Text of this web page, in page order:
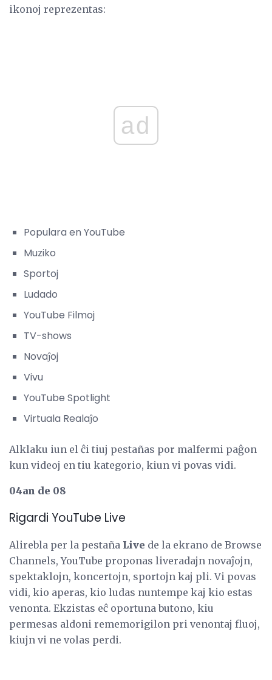
ikonoj reprezentas:
ad
Populara en YouTube
Muziko
Sportoj
Ludado
YouTube Filmoj
TV-shows
Novaĵoj
Vivu
YouTube Spotlight
Virtuala Realaĵo
Alklaku iun el ĉi tiuj pestañas por malfermi paĝon
kun videoj en tiu kategorio, kiun vi povas vidi.
04an de 08
Rigardi YouTube Live
Alirebla per la pestaña Live de la ekrano de Browse
Channels, YouTube proponas liveradajn novaĵojn,
spektaklojn, koncertojn, sportojn kaj pli. Vi povas
vidi, kio aperas, kio ludas nuntempe kaj kio estas
venonta. Ekzistas eĉ oportuna butono, kiu
permesas aldoni rememorigilon pri venontaj fluoj,
kiujn vi ne volas perdi.